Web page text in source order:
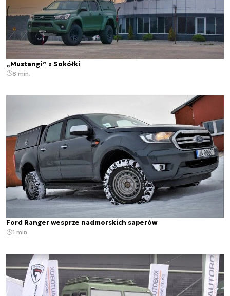
„Mustangi” z Sokółki
8 min.
Ford Ranger wesprze nadmorskich saperów
1 min.